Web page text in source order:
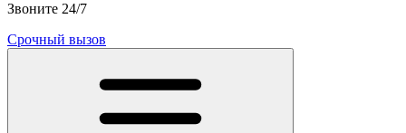
Звоните 24/7
Срочный вызов